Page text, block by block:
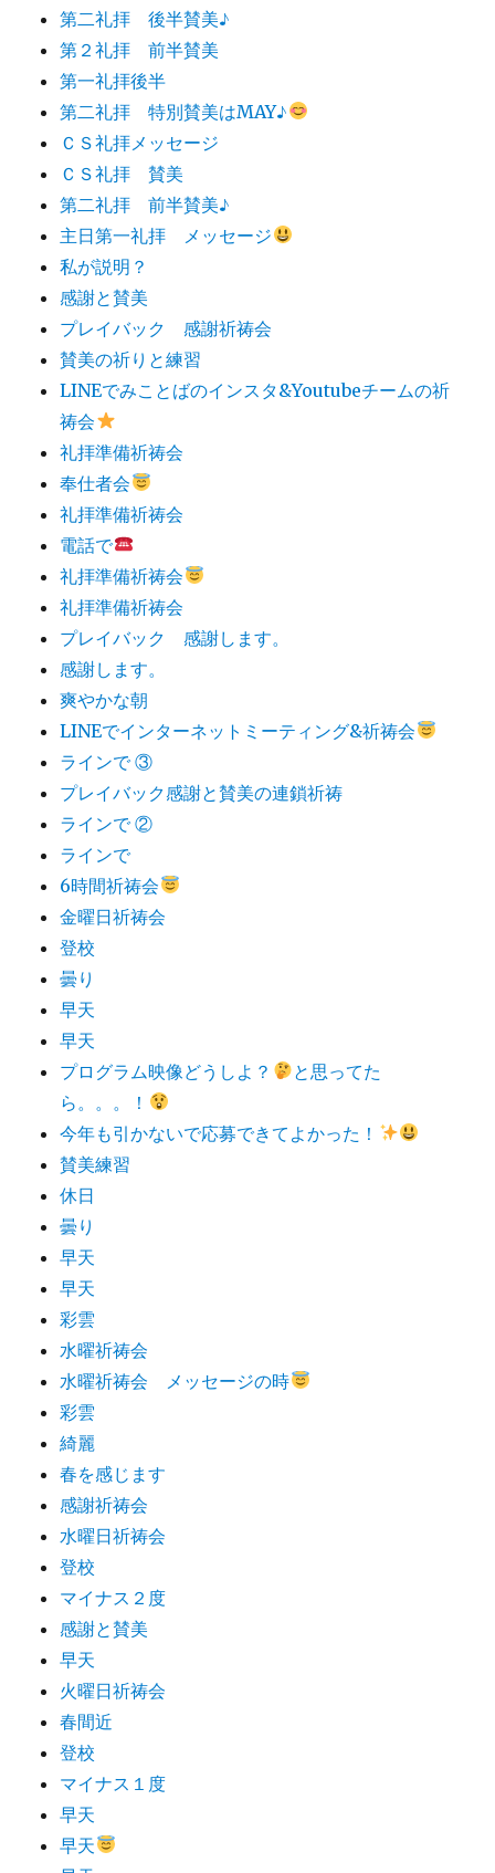
第二礼拝 後半賛美♪
第２礼拝 前半賛美
第一礼拝後半
第二礼拝 特別賛美はMAY♪
ＣＳ礼拝メッセージ
ＣＳ礼拝 賛美
第二礼拝 前半賛美♪
主日第一礼拝 メッセージ
私が説明？
感謝と賛美
プレイバック 感謝祈祷会
賛美の祈りと練習
LINEでみことばのインスタ&Youtubeチームの祈
祷会
礼拝準備祈祷会
奉仕者会
礼拝準備祈祷会
電話で
礼拝準備祈祷会
礼拝準備祈祷会
プレイバック 感謝します。
感謝します。
爽やかな朝
LINEでインターネットミーティング&祈祷会
ラインで ③
プレイバック感謝と賛美の連鎖祈祷
ラインで ②
ラインで
6時間祈祷会
金曜日祈祷会
登校
曇り
早天
早天
プログラム映像どうしよ？
と思ってた
ら。。。！
今年も引かないで応募できてよかった！
賛美練習
休日
曇り
早天
早天
彩雲
水曜祈祷会
水曜祈祷会 メッセージの時
彩雲
綺麗
春を感じます
感謝祈祷会
水曜日祈祷会
登校
マイナス２度
感謝と賛美
早天
火曜日祈祷会
春間近
登校
マイナス１度
早天
早天